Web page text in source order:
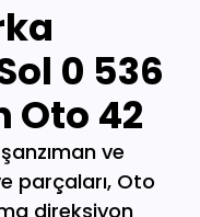
0 536
Oto 42
Parça Gümüşhane Oto Çıkma Parça Hakkari Oto Çıkma Parça Hatay Oto Çıkma Parça Iğdır Oto Çıkma Parça Isparta Oto Çıkma Parça İstanbul Oto Çıkma Parça İzmir Oto Çıkma Parça Kahramanmaraş Oto Çıkma Karabük Oto Çıkma Parça Karaman Oto Çıkma Parça Kars Oto Çıkma Parça Kastamonu Oto Çıkma Parça Kayseri Oto Çıkma Parça Kilis Oto Çıkma Parça Kırıkkale Oto Çıkma Parça Kırklareli Oto Çıkma Parça Kırşehir Oto Çıkma Parça Kocaeli Oto Çıkma Parça Konya Oto Çıkma Parça Kütahya Oto Çıkma Parça Malatya Oto Çıkma Parça Manisa Yedek Parça Mardin Oto Çıkma Parça Mersin Oto Çıkma Parça Muğla Oto Çıkma Parça Nevşehir Oto Çıkma Parça Niğde Oto Çıkma Parça Ordu Oto Çıkma Parça Osmaniye Oto Çıkma Parça Rize Oto Çıkma Parça Sakarya Oto Çıkma Parça Samsun Oto Çıkma Parça Şanlıurfa Oto Çıkma Parça Siirt Oto Çıkma Parça Sinop Oto Çıkma Parça Şırnak Oto Çıkma Parça Sivas Oto Çıkma Parça Oto Çıkma Parça Tekirdağ Oto Çıkma Parça Tokat Oto Çıkma Parça Trabzon Oto Çıkma Parça Tunceli Oto Çıkma Parça Uşak Oto Çıkma Parça Van Oto Çıkma Parça Yalova Oto Çıkma Parça Yozgat Oto Çıkma Parça Zonguldak Oto Çıkma Parça Online Oto Çıkma Parça Düzce Oto Çıkma Parça Osmaniye Oto Çıkma Parça Kilis Oto Çıkma Parça Karabük Oto Çıkma Parça Yalova Oto Çıkma Parça Iğdır Oto Çıkma Parça Ardahan Oto Çıkma Parça Bartın Oto Çıkma Parça Şırnak Oto Çıkma Parça Adana Oto Çıkma yedek Parça Adıyaman Oto Çıkma yedek Afyon Oto Çıkma yedek Parça Ağrı Oto Çıkma yedek Parça Aksaray Oto Çıkma yedek Parça Amasya Oto Çıkma yedek Parça Ankara Oto Çıkma yedek Parça Antalya Oto Çıkma yedek Parça Ardahan Oto Çıkma yedek Parça Artvin Oto Çıkma yedek Parça Aydın Oto Çıkma yedek Parça Balıkesir Oto Çıkma yedek Parça Bartın Oto Çıkma yedek Parça Batman Oto Çıkma yedek Parça Bayburt Oto Çıkma yedek Parça Bilecik Oto Çıkma yedek Parça Bingöl Oto Çıkma yedek Parça Bitlis Oto Çıkma yedek Parça Bolu Oto Çıkma yedek Parça Bursa Oto Çıkma yedek Parça Çanakkale Oto Çıkma yedek Çankırı Oto Çıkma yedek Parça Çorum Oto Çıkma yedek Parça Denizli Oto Çıkma yedek Parça Diyarbakır Oto Çıkma yedek Düzce Oto Çıkma yedek Parça Edirne Oto Çıkma yedek Parça Elazığ Oto Çıkma yedek Parça Erzincan Oto Çıkma yedek Parça Erzurum Oto Çıkma yedek Parça Eskişehir Oto Çıkma yedek Parça Gaziantep Oto Çıkma yedek Giresun Oto Çıkma yedek Parça Gümüşhane Oto Çıkma yedek Hakkari Oto Çıkma yedek Parça Hatay Oto Çıkma yedek Parça Iğdır Oto Çıkma yedek Parça Isparta Oto Çıkma yedek Parça İstanbul Oto Çıkma yedek Parça İzmir Oto Çıkma yedek Parça Kahramanmaraş Oto Çıkma Karabük Oto Çıkma yedek Parça Karaman Oto Çıkma yedek Parça Kars Oto Çıkma yedek Parça Kastamonu Oto Çıkma yedek Kayseri Oto Çıkma yedek Parça Kilis Oto Çıkma yedek Parça Oto Çıkma Şarj Dinamosu, Oto Çıkma Taban Döşemeleri, Tekirdağ O